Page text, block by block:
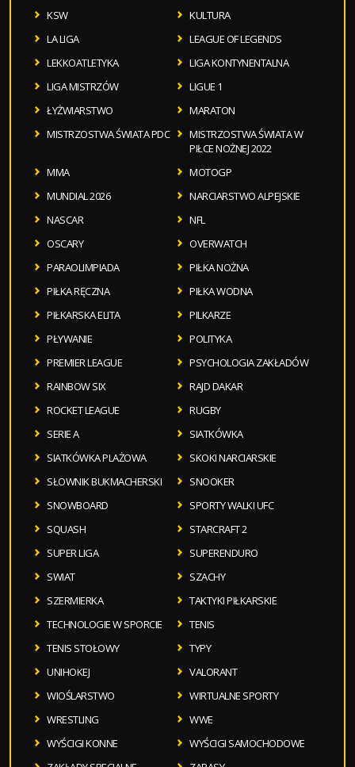
KSW
KULTURA
LA LIGA
LEAGUE OF LEGENDS
LEKKOATLETYKA
LIGA KONTYNENTALNA
LIGA MISTRZÓW
LIGUE 1
ŁYŻWIARSTWO
MARATON
MISTRZOSTWA ŚWIATA PDC
MISTRZOSTWA ŚWIATA W
PIŁCE NOŻNEJ 2022
MMA
MOTOGP
MUNDIAL 2026
NARCIARSTWO ALPEJSKIE
NASCAR
NFL
OSCARY
OVERWATCH
PARAOLIMPIADA
PIŁKA NOŻNA
PIŁKA RĘCZNA
PIŁKA WODNA
PIŁKARSKA ELITA
PILKARZE
PŁYWANIE
POLITYKA
PREMIER LEAGUE
PSYCHOLOGIA ZAKŁADÓW
RAINBOW SIX
RAJD DAKAR
ROCKET LEAGUE
RUGBY
SERIE A
SIATKÓWKA
SIATKÓWKA PLAŻOWA
SKOKI NARCIARSKIE
SŁOWNIK BUKMACHERSKI
SNOOKER
SNOWBOARD
SPORTY WALKI UFC
SQUASH
STARCRAFT 2
SUPER LIGA
SUPERENDURO
SWIAT
SZACHY
SZERMIERKA
TAKTYKI PIŁKARSKIE
TECHNOLOGIE W SPORCIE
TENIS
TENIS STOŁOWY
TYPY
UNIHOKEJ
VALORANT
WIOŚLARSTWO
WIRTUALNE SPORTY
WRESTLING
WWE
WYŚCIGI KONNE
WYŚCIGI SAMOCHODOWE